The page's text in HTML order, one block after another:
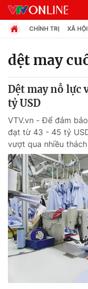
Chuyên mục
Chính trị
Xã hội
Pháp luật
Y tế
Thế giới
Tin tức
Thế giới đó đây
Kinh tế
Thị trường
CHÍNH TRỊ XÃ HỘI
dệt may
Dệt may nỗ lực
tỷ USD
VTV.vn - Để đảm
đạt từ 43 - 45 tỷ
vượt qua nhiều